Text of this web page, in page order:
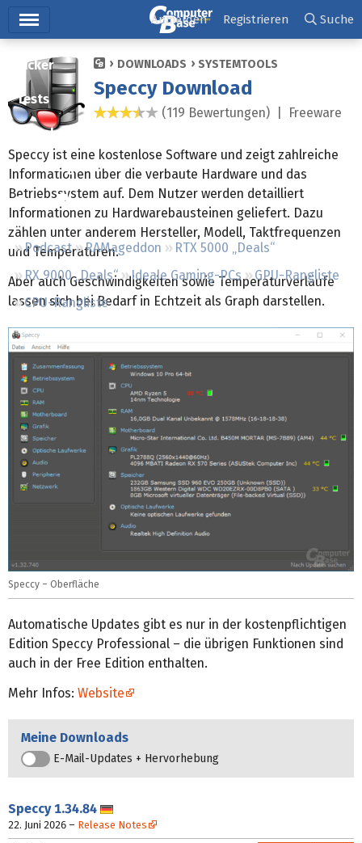
Ticker
Tests
Downloads
Preisvergleich
Forum
Podcast RAMageddon
RTX 5000 „Deals“
RX 9000 „Deals“
Ideale Gaming-PCs
GPU-Rangliste
CPU-Rangliste
Anmelden Registrieren Suche
DOWNLOADS SYSTEMTOOLS
Speccy Download
3,4 Sterne
(119 Bewertungen) | Freeware
Speccy ist eine kostenlose Software und zeigt zahlreiche
Informationen über die verbaute Hardware und das
Betriebssystem auf. Dem Nutzer werden detailliert
Informationen zu Hardwarebausteinen geliefert. Dazu
zählen unter anderem Hersteller, Modell, Taktfrequenzen
und Temperaturen.
Aber auch Geschwindigkeiten sowie Temperaturverläufe
lassen sich bei Bedarf in Echtzeit als Graph darstellen.
Speccy – Oberfläche
Automatische Updates gibt es nur in der kostenpflichtigen
Edition Speccy Professional – die übrigen Funktionen sind
auch in der Free Edition enthalten.
Mehr Infos: Website
Meine Downloads
E-Mail-Updates + Hervorhebung
Speccy1.34.84
22. Juni 2026 – Release Notes